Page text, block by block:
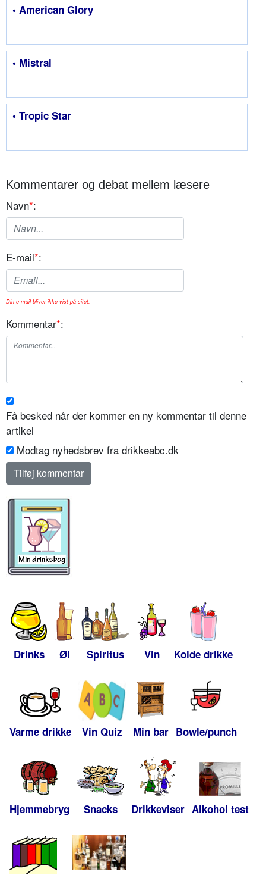
• American Glory
• Mistral
• Tropic Star
Kommentarer og debat mellem læsere
Navn*:
E-mail*:
Din e-mail bliver ikke vist på sitet.
Kommentar*:
Få besked når der kommer en ny kommentar til denne
artikel
Modtag nyhedsbrev fra drikkeabc.dk
Drinks Øl Spiritus Vin Kolde drikke
Varme drikke Vin Quiz Min bar Bowle/punch
Hjemmebryg Snacks Drikkeviser Alkohol test